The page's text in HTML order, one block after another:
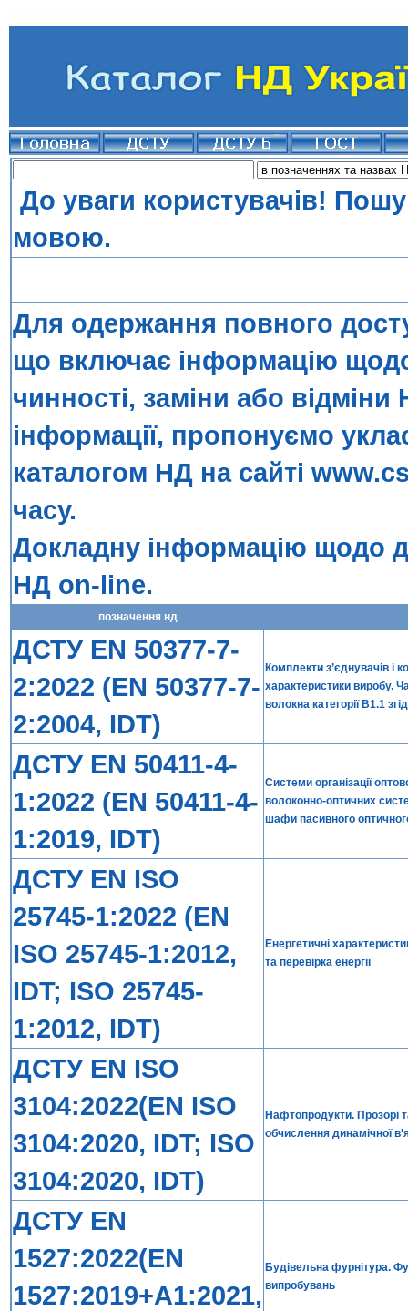
До уваги користувачів!
мовою.
Для одержання повного
що включає інформацію
чинності, заміни або
інформації, пропонуємо
каталогом НД на сайті
часу.
Докладну інформацію щодо
НД on-line.
позначення нд
ДСТУ EN 50377-7-
2:2022 (EN 50377-7-
2:2004, IDT)
Комплекти з’єднувачів і
характеристики виробу.
волокна категорії В1.1
ДСТУ EN 50411-4-
1:2022 (EN 50411-4-
1:2019, IDT)
Системи організації
волоконно-оптичних
шафи пасивного
ДСТУ EN ISO
25745-1:2022 (EN
ISO 25745-1:2012,
IDT; ISO 25745-
1:2012, IDT)
Енергетичні
та перевірка енергії
ДСТУ EN ISO
3104:2022(EN ISO
3104:2020, IDT; ISO
3104:2020, IDT)
Нафтопродукти. Прозорі
обчислення динамічної
ДСТУ EN
1527:2022(EN
1527:2019+A1:2021,
Будівельна фурнітура.
випробувань